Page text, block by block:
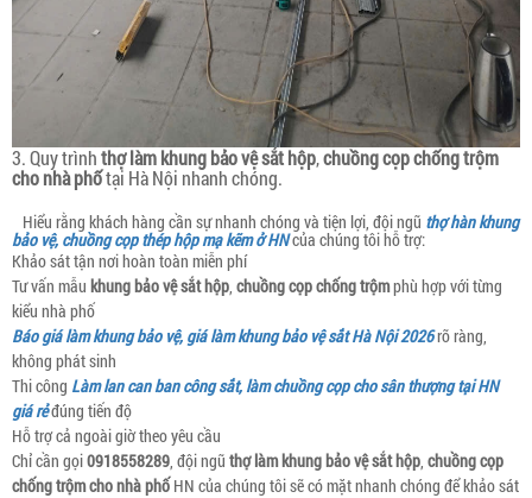
3. Quy trìnhthợ làm khung bảo vệ sắt hộp,chuồng cọp chống trộm
cho nhà phốtại Hà Nội nhanh chóng.
Hiểu rằng khách hàng cần sự nhanh chóng và tiện lợi, đội ngũ thợ hàn khung
bảo vệ, chuồng cọp thép hộp mạ kẽm ở HNcủa chúng tôi hỗ trợ:
Khảo sát tận nơi hoàn toàn miễn phí
Tư vấn mẫu khung bảo vệ sắt hộp, chuồng cọp chống trộmphù hợp với từng
kiểu nhà phố
Báo giá làm khung bảo vệ, giá làm khung bảo vệ sắt Hà Nội 2026rõ ràng,
không phát sinh
Thi công Làm lan can ban công sắt, làm chuồng cọp cho sân thượng tại HN
giá rẻđúng tiến độ
Hỗ trợ cả ngoài giờ theo yêu cầu
Chỉ cần gọi0918558289, đội ngũ thợ làm khung bảo vệ sắt hộp, chuồng cọp
chống trộm cho nhà phốHN của chúng tôi sẽ có mặt nhanh chóng để khảo sát